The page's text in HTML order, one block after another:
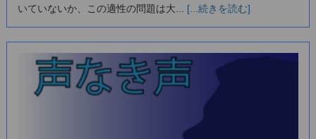
いていないか、この適性の問題は大... [...続きを読む]